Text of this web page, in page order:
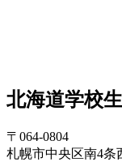
北海道学校
〒064-0804
札幌市中央区南4条